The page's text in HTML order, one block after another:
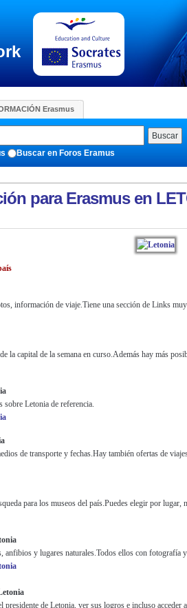
Erasmus
Buscar
Buscar en Foros Eramus
para Erasmus en
información de viaje.Tiene una sección de Links muy
la capital de la semana en curso.Además hay más
sobre Letonia de referencia.
de transporte y fechas.Hay también ofertas de
para los museos del país.Puedes elegir por lugar,
anfibios y lugares naturales.Todos ellos con fotografía
presidente de Letonia, ver sus logros e incluso acceder